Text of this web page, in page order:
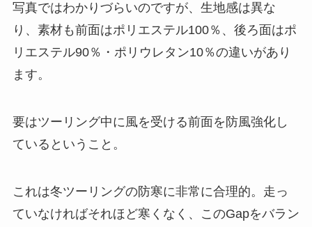
写真ではわかりづらいのですが、生地感は異な
り、素材も前面はポリエステル100％、後ろ面はポ
リエステル90％・ポリウレタン10％の違いがあり
ます。
要はツーリング中に風を受ける前面を防風強化し
ているということ。
これは冬ツーリングの防寒に非常に合理的。走っ
ていなければそれほど寒くなく、このGapをバラン